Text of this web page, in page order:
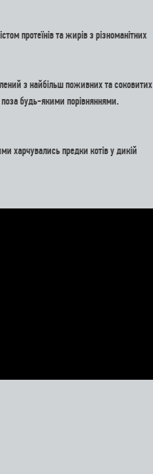
протеїнів та жирів з різноманітних
з найбільш поживних та соковитих
поза будь-якими порівняннями.
харчувались предки котів у дикій